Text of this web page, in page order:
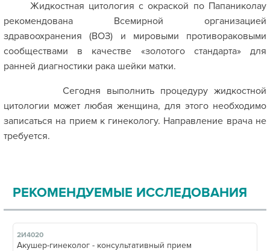
Жидкостная цитология с окраской по Папаниколау
рекомендована Всемирной организацией
здравоохранения (ВОЗ) и мировыми противораковыми
сообществами в качестве «золотого стандарта» для
ранней диагностики рака шейки матки.
Сегодня выполнить процедуру жидкостной
цитологии может любая женщина, для этого необходимо
записаться на прием к гинекологу. Направление врача не
требуется.
РЕКОМЕНДУЕМЫЕ ИССЛЕДОВАНИЯ
2И4020
Акушер-гинеколог - консультативный прием